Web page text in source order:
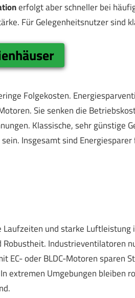
erfolgt aber schneller bei
Für Gelegenheitsnutzer sind
Folgekosten.
Sie senken die
Klassische, sehr günstige
Insgesamt sind
und starke Luftleistung
Industrieventilatoren
EC- oder BLDC-Motoren sparen
extremen Umgebungen bleiben